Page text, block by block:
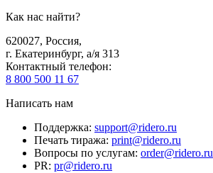
Как нас найти?
620027, Россия,
г. Екатеринбург, а/я 313
Контактный телефон:
8 800 500 11 67
Написать нам
Поддержка: support@ridero.ru
Печать тиража: print@ridero.ru
Вопросы по услугам: order@ridero.ru
PR: pr@ridero.ru